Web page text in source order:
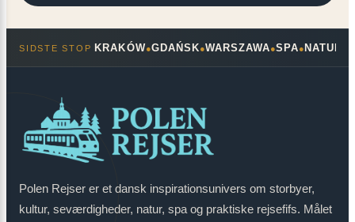
SIDSTE STOP KRAKÓW●GDAŃSK●WARSZAWA●SPA● NATUR
Polen Rejser er et dansk inspirationsunivers om storbyer,
kultur, seværdigheder, natur, spa og praktiske rejsefifs. Målet